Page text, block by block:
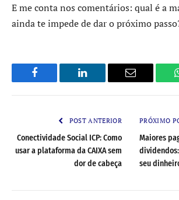
E me conta nos comentários: qual é a
ainda te impede de dar o próximo
Facebook LinkedIn Email
POST ANTERIOR
Conectividade Social ICP: Como
usar a plataforma da CAIXA sem
dor de cabeça
PRÓXIMO
Maiores
seu